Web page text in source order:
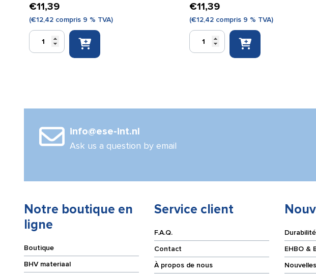
€11,39
(€12,42 compris 9 % TVA)
quantité
5
orange
€11,39
(€12,42 compris 9 % TVA)
quantité
5
info@ese-int.nl
Ask us a question by email
Notre boutique en
ligne
Boutique
BHV materiaal
Service client
F.A.Q.
Contact
À propos de nous
Durabilité
EHBO &
Nouvelles